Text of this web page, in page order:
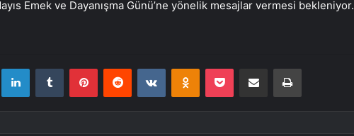
Emek ve Dayanışma Günü’ne yönelik mesajlar vermesi bekleniyor.
LinkedInTumblr PinterestReddit VKontakteOdnoklassniki
Pocket E-Posta ile paylaş Yazdır